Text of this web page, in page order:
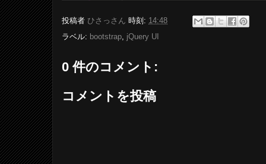
投稿者 ひさっさん 時刻: 14:48
ラベル: bootstrap jQuery UI
0 件のコメント:
コメントを投稿